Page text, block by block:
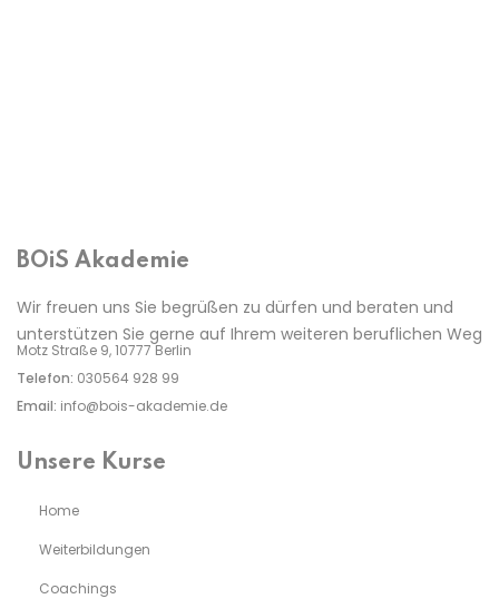
BOiS Akademie
Wir freuen uns Sie begrüßen zu dürfen und beraten und
unterstützen Sie gerne auf Ihrem weiteren beruflichen Weg
Motz Straße 9, 10777 Berlin
Telefon: 030564 928 99
Email: info@bois-akademie.de
Unsere Kurse
Home
Weiterbildungen
Coachings